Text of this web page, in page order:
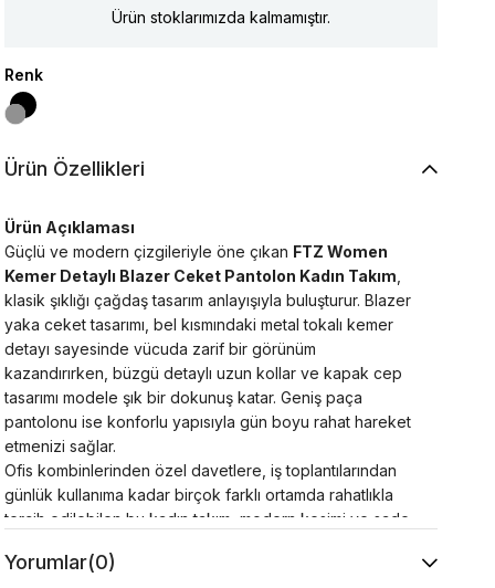
Ürün stoklarımızda kalmamıştır.
Renk
Ürün Özellikleri
Ürün Açıklaması
Güçlü ve modern çizgileriyle öne çıkan FTZ Women
Kemer Detaylı Blazer Ceket Pantolon Kadın Takım
klasik şıklığı çağdaş tasarım anlayışıyla buluşturur. Blazer
yaka ceket tasarımı, bel kısmındaki metal tokalı kemer
detayı sayesinde vücuda zarif bir görünüm
kazandırırken, büzgü detaylı uzun kollar ve kapak cep
tasarımı modele şık bir dokunuş katar. Geniş paça
pantolonu ise konforlu yapısıyla gün boyu rahat hareket
etmenizi sağlar.
Ofis kombinlerinden özel davetlere, iş toplantılarından
günlük kullanıma kadar birçok farklı ortamda rahatlıkla
tercih edilebilen bu kadın takım, modern kesimi ve sade
sneaker ile kolayca kombinlenebilir. Hem şık hem de
Yorumlar(0)